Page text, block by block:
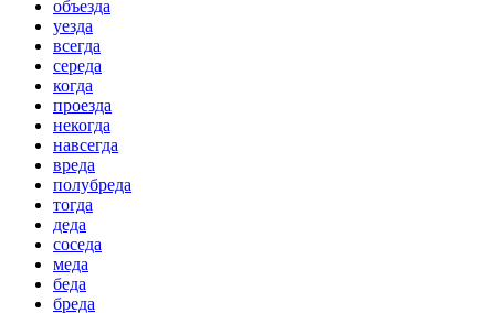
объезда
уезда
всегда
середа
когда
проезда
некогда
навсегда
вреда
полубреда
тогда
деда
соседа
меда
беда
бреда